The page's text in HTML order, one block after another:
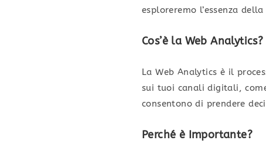
esploreremo l’essenza
Cos’è la Web Analytics?
La Web Analytics è il
sui tuoi canali digitali,
consentono di prendere
Perché è Importante?